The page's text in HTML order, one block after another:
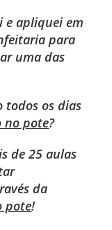
e apliquei em
para
uma das
todos os dias
no pote?
de 25 aulas
da
pote!